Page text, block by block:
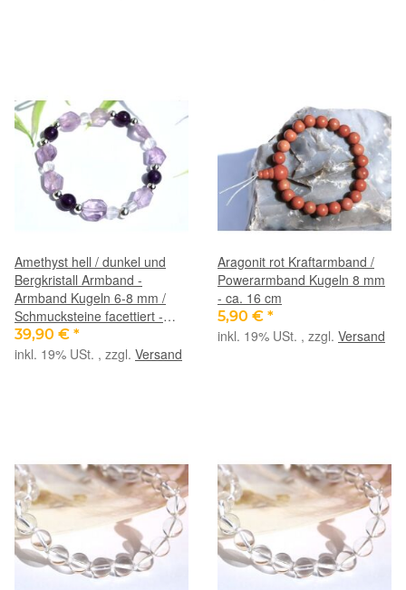
Amethyst hell / dunkel und
Bergkristall Armband -
Armband Kugeln 6-8 mm /
Schmucksteine facettiert -
Sonderqualität - ca. 19 cm
39,90 € *
inkl. 19% USt. , zzgl. Versand
Aragonit rot Kraftarmband /
Powerarmband Kugeln 8 mm
- ca. 16 cm
5,90 € *
inkl. 19% USt. , zzgl. Versand